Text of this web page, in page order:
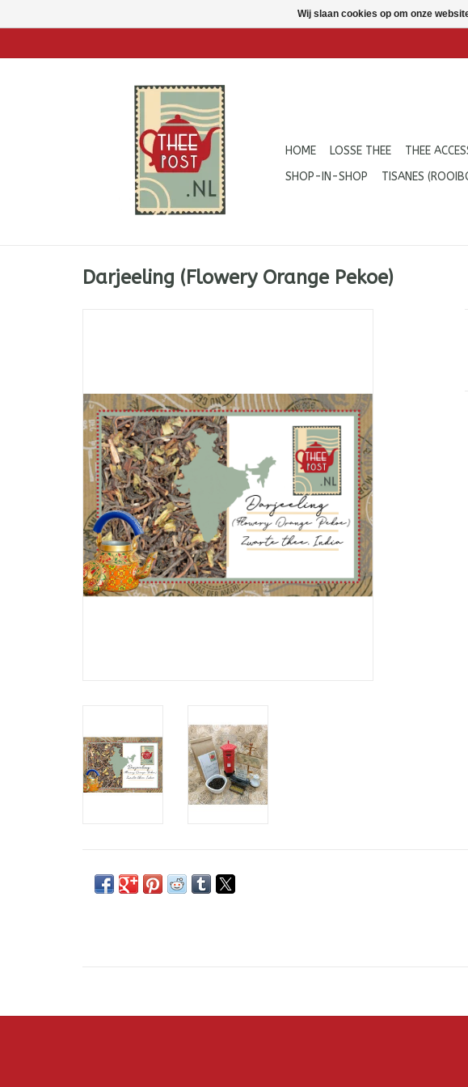
HOME LOSSE THEE THEE
SHOP-IN-SHOP
TISANES
Darjeeling (Flowery Orange Pekoe)
Wij slaan cookies op om onze